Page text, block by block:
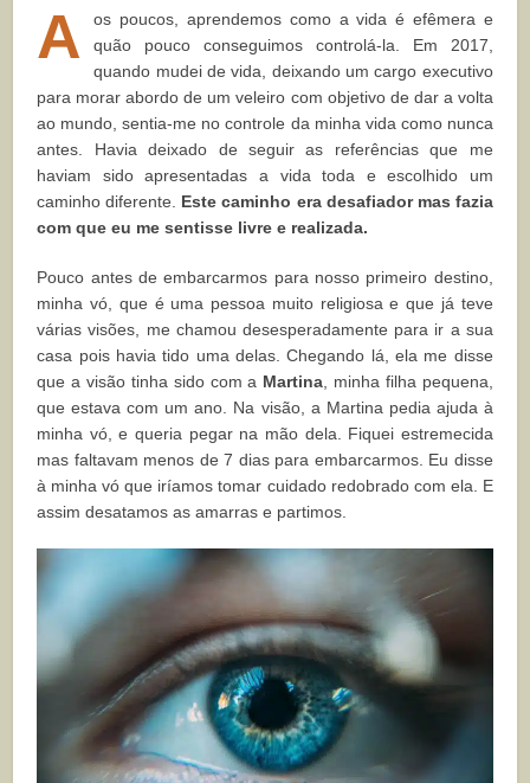
A
os poucos, aprendemos como a vida é efêmera e
quão pouco conseguimos controlá-la. Em 2017,
quando mudei de vida, deixando um cargo executivo
para morar abordo de um veleiro com objetivo de dar a volta
ao mundo, sentia-me no controle da minha vida como nunca
antes. Havia deixado de seguir as referências que me
haviam sido apresentadas a vida toda e escolhido um
caminho diferente. Este caminho era desafiador mas fazia
com que eu me sentisse livre e realizada.
Pouco antes de embarcarmos para nosso primeiro destino,
minha vó, que é uma pessoa muito religiosa e que já teve
várias visões, me chamou desesperadamente para ir a sua
casa pois havia tido uma delas. Chegando lá, ela me disse
que a visão tinha sido com a Martina , minha filha pequena,
que estava com um ano. Na visão, a Martina pedia ajuda à
minha vó, e queria pegar na mão dela. Fiquei estremecida
mas faltavam menos de 7 dias para embarcarmos. Eu disse
à minha vó que iríamos tomar cuidado redobrado com ela. E
assim desatamos as amarras e partimos.